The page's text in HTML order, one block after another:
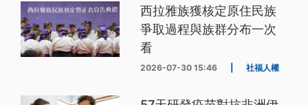
西拉雅族獲核定原住民族
爭取過程與族群分布一次
看
2026-07-30 15:46 社福人權